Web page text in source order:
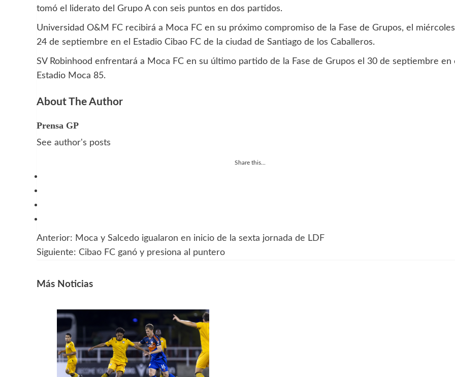
tomó el liderato del Grupo A con seis puntos en dos partidos.
Universidad O&M FC recibirá a Moca FC en su próximo compromiso de la Fase de Grupos, el miércoles
24 de septiembre en el Estadio Cibao FC de la ciudad de Santiago de los Caballeros.
SV Robinhood enfrentará a Moca FC en su último partido de la Fase de Grupos el 30 de septiembre en
Estadio Moca 85.
About The Author
Prensa GP
See author's posts
Share this...
Navegación
entradas
Anterior: Moca y Salcedo igualaron en inicio de la sexta jornada de LDF
Siguiente: Cibao FC ganó y presiona al puntero
Más Noticias